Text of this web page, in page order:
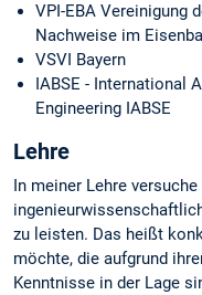
VPI-EBA Vereinigung
Nachweise im
VSVI Bayern
IABSE - International
Engineering IABSE
Lehre
In meiner Lehre
zu leisten. Das heißt
möchte, die aufgrund
Kenntnisse in der Lage